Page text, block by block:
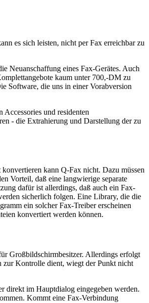
es sich leisten, nicht per Fax erreichbar zu
Neuanschaffung eines Fax-Gerätes. Auch
kaum unter 700,-DM zu
Software, die uns in einer Vorabversion
und residenten
- die Extrahierung und Darstellung der zu
kann Q-Fax nicht. Dazu müssen
Vorteil, daß eine langwierige separate
dafür ist allerdings, daß auch ein Fax-
sicherlich folgen. Eine Library, die die
ein solcher Fax-Treiber erscheinen
konvertiert werden können.
Großbildschirmbesitzer. Allerdings erfolgt
zur Kontrolle dient, wiegt der Punkt nicht
direkt im Hauptdialog eingegeben werden.
Kommt eine Fax-Verbindung